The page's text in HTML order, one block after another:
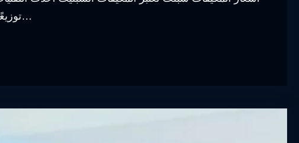
توزيعًا مثاليًا للهواء في المنازل والمكاتب والمحال الت…